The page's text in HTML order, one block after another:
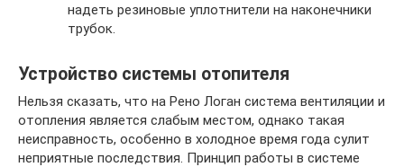
надеть резиновые уплотнители на наконечники
трубок.
Устройство системы отопителя
Нельзя сказать, что на Рено Логан система вентиляции и
отопления является слабым местом, однако такая
неисправность, особенно в холодное время года сулит
неприятные последствия. Принцип работы в системе